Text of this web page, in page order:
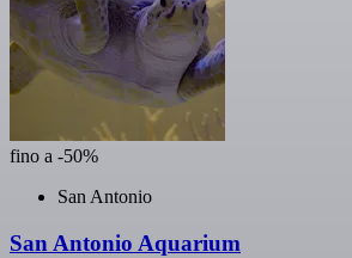
fino a -50%
San Antonio
San Antonio Aquarium